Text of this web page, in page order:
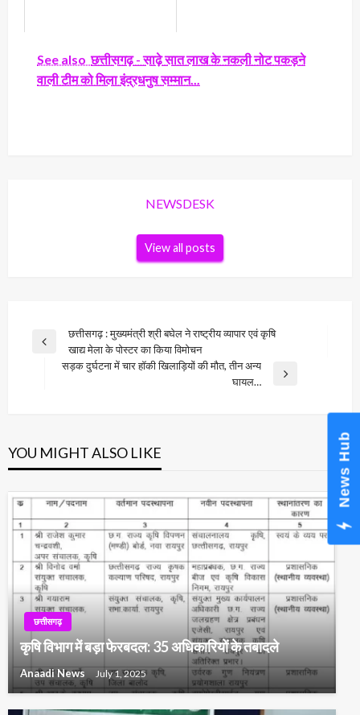
See also छत्तीसगढ़ - साढ़े सात लाख के नकली नोट पकड़ने
वाली टीम को मिला इंद्रधनुष सम्मान...
NEWSDESK
View all posts
Post
navigation
Previous
छत्तीसगढ़ : मुख्यमंत्री श्री बघेल ने राष्ट्रीय व्यापार एवं कृषि
खाद्य मेला के पोस्टर का किया विमोचन
सड़क दुर्घटना में चार हॉकी खिलाड़ियों की मौत, तीन अन्य
घायल…
YOU MIGHT ALSO LIKE
छत्तीसगढ़
कृषि विभाग में बड़ा फेरबदल: 35 अधिकारियों के तबादले
Anaadi News July 1, 2025
News Hub